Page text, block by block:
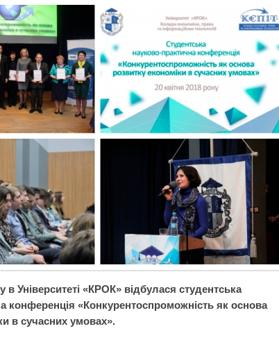
в Університеті «КРОК» відбулася студентська
конференція «Конкурентоспроможність як основа
в сучасних умовах».